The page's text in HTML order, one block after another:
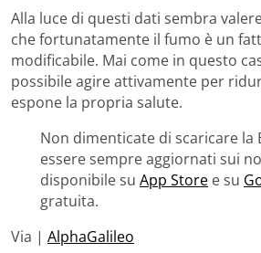
Alla luce di questi dati sembra
che fortunatamente il fumo è un
modificabile. Mai come in questo
possibile agire attivamente per
espone la propria salute.
Non dimenticate di scaricare la
essere sempre aggiornati sui
disponibile su App Store e su
gratuita.
Via | AlphaGalileo